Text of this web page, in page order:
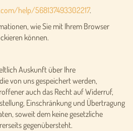
help/568137493302217.
wie Sie mit Ihrem Browser
können.
Auskunft über Ihre
von uns gespeichert werden,
auch das Recht auf Widerruf,
Einschränkung und Übertragung
soweit dem keine gesetzliche
gegenübersteht.